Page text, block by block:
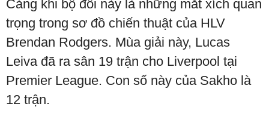
Cảng khi bộ đôi này là những mắt xích quan
trọng trong sơ đồ chiến thuật của HLV
Brendan Rodgers. Mùa giải này, Lucas
Leiva đã ra sân 19 trận cho Liverpool tại
Premier League. Con số này của Sakho là
12 trận.